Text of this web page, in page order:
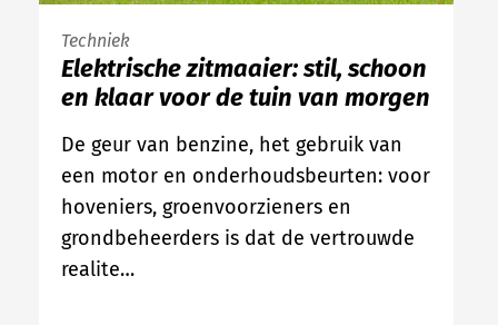
Techniek
Elektrische zitmaaier: stil, schoon
en klaar voor de tuin van morgen
De geur van benzine, het gebruik van
een motor en onderhoudsbeurten: voor
hoveniers, groenvoorzieners en
grondbeheerders is dat de vertrouwde
realite…